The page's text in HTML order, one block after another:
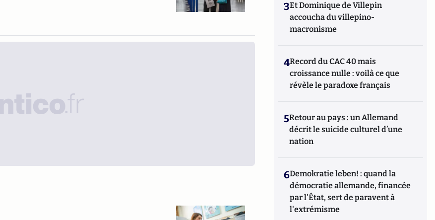
3Et Dominique de Villepin
accoucha du villepino-
macronisme
4Record du CAC 40 mais
croissance nulle : voilà ce que
révèle le paradoxe français
5Retour au pays : un Allemand
décrit le suicide culturel d’une
nation
6Demokratie leben! : quand la
démocratie allemande, financée
par l'État, sert de paravent à
l'extrémisme